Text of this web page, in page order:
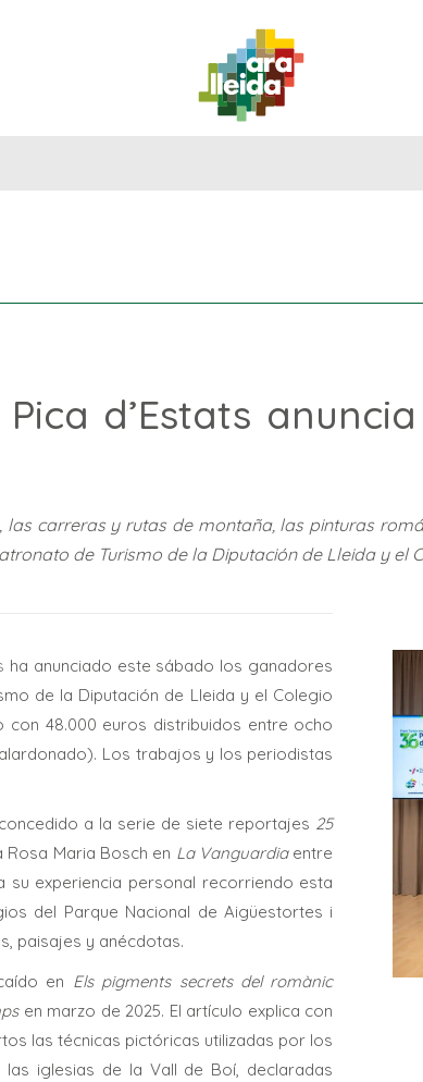
d’Estats
las carreras y rutas de montaña, las pinturas
de Turismo de la Diputación de Lleida y el
ha anunciado este sábado los ganadores
de la Diputación de Lleida y el Colegio
con 48.000 euros distribuidos entre ocho
Los trabajos y los periodistas
a la serie de siete reportajes 25
Maria Bosch en La Vanguardia entre
experiencia personal recorriendo esta
del Parque Nacional de Aigüestortes i
paisajes y anécdotas.
en Els pigments secrets del romànic
en marzo de 2025. El artículo explica con
las técnicas pictóricas utilizadas por los
iglesias de la Vall de Boí, declaradas